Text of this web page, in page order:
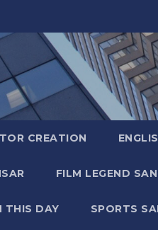
CREATION
FILM LEGEND
THIS DAY SPORTS